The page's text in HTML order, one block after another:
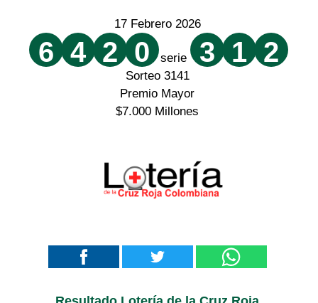
17 Febrero 2026
6 4 2 0 serie 3 1 2
Sorteo 3141
Premio Mayor
$7.000 Millones